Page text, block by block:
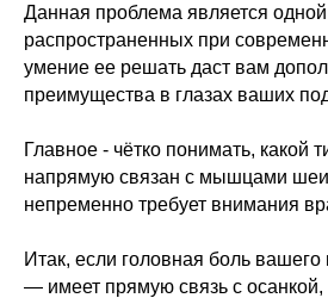
Данная проблема является
распространенных при
умение ее решать даст вам
преимущества в глазах ваших
Главное - чётко понимать, какой
напрямую связан с мышцами
непременно требует внимания
Итак, если головная боль вашего
— имеет прямую связь с